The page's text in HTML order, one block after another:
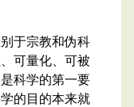
于宗教和伪科
可量化、可被
科学的第一要
的目的本来就